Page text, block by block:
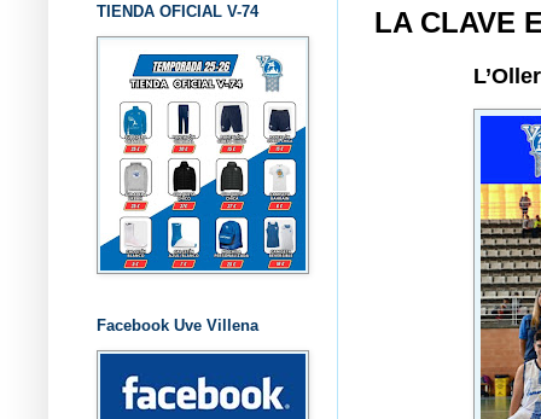
LA CLAVE
TIENDA OFICIAL V-74
Facebook Uve Villena